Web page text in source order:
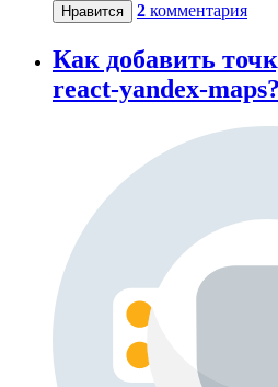
Нравится 2 комментария
Как добавить
react-yandex-maps?